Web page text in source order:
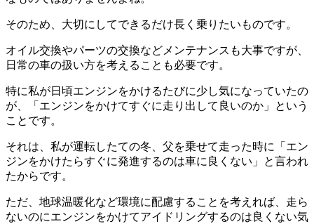
そのため、大切にしてできるだけ長く乗りたいものです。
オイル交換やパーツの交換などメンテナンスも大事ですが、
日常の車の扱い方を考えることも必要です。
特に私が日頃エンジンをかけるたびに少し気になっていたの
が、「エンジンをかけてすぐに走り出して良いのか」という
ことです。
それは、私が運転したての冬、父を乗せて走った時に「エン
ジンをかけたらすぐに発進するのは車に良くない」と言われ
たからです。
ただ、地球温暖化など環境に配慮することを考えれば、走ら
ないのにエンジンをかけてアイドリングするのは良くない気